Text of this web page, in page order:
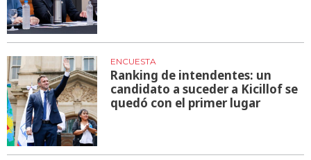
ENCUESTA
Ranking de intendentes: un
candidato a suceder a Kicillof se
quedó con el primer lugar